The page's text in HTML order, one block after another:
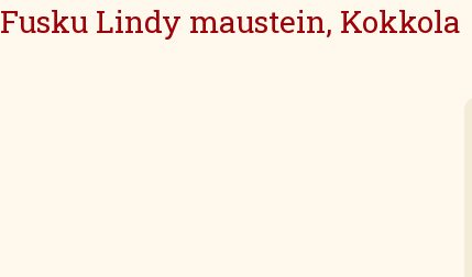
Fusku Lindy maustein, Kokkola